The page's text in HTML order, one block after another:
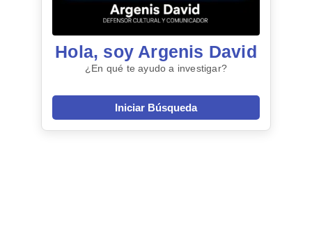
Hola, soy Argenis David
¿En qué te ayudo a investigar?
Iniciar Búsqueda